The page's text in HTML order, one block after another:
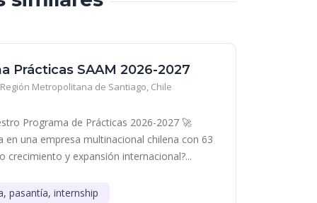
Prácticas SAAM 2026-2027
Región Metropolitana de Santiago, Chile
Programa de Prácticas 2026-2027 🚀
en una empresa multinacional chilena con 63
crecimiento y expansión internacional?...
pasantía, internship